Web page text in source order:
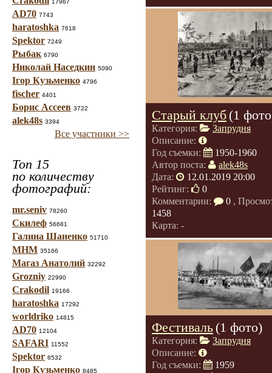
17967
AD70 7743
haratoshka 7618
Spektor 7249
Рыбак 6790
Николай Наседкин 5090
Ігор Кузьменко 4796
fischer 4401
Борис Ассеев 3722
alek48s 3394
Все участники >>
Топ 15
по количеству
фотографий:
mr.seniv 78260
Скилеф 56681
Галина Шаненко 51710
МНМ 35166
Магаз Анатолий 32292
Grozniy 22990
Crakodil 19166
haratoshka 17292
worldriko 14815
AD70 12104
SAFARI 11552
Spektor 8532
Ігор Кузьменко 8485
Старый клуб (1
Категория:
Запрудня
Описание:
Год съемки:
1950-1960
Автор поста:
alek48s
Дата:
12.01.2019 20:00
Рейтинг:
0
Комментарии:
0 ,
1458
Карта: -
Фестиваль (1 фото)
Категория:
Запрудня
Описание:
Год съемки:
1959